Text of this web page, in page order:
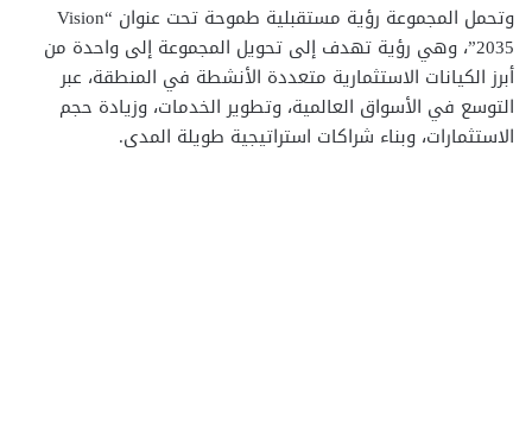
وتحمل المجموعة رؤية مستقبلية طموحة تحت عنوان “Vision
2035”، وهي رؤية تهدف إلى تحويل المجموعة إلى واحدة من
أبرز الكيانات الاستثمارية متعددة الأنشطة في المنطقة، عبر
التوسع في الأسواق العالمية، وتطوير الخدمات، وزيادة حجم
الاستثمارات، وبناء شراكات استراتيجية طويلة المدى.